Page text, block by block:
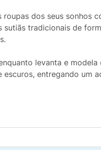
dos seus sonhos
tradicionais de
levanta e modela
entregando um
seu guarda-roupa. Crie